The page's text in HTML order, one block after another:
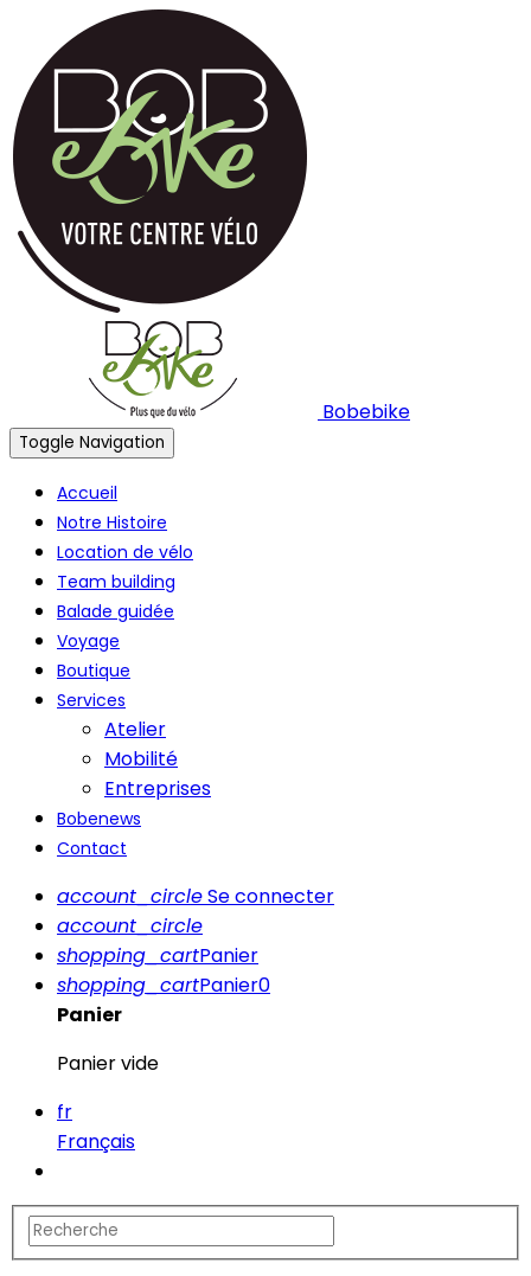
Bobebike
Toggle Navigation
Accueil
Notre Histoire
Location de vélo
Team building
Balade guidée
Voyage
Boutique
Services
Atelier
Mobilité
Entreprises
Bobenews
Contact
account_circleSe connecter
account_circle
shopping_cartPanier
shopping_cartPanier0
Panier
Panier vide
fr
Français